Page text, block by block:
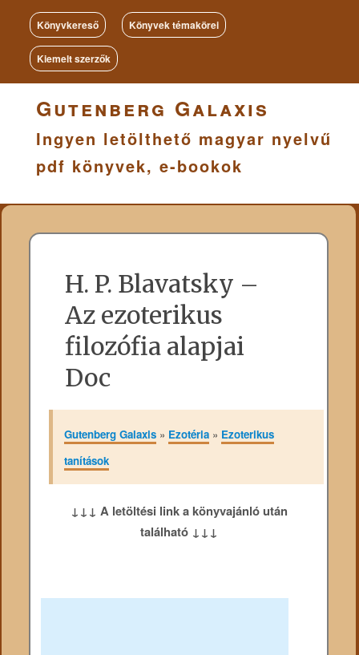
Könyvkereső Könyvek témakörei
Kiemelt szerzők
Gutenberg Galaxis
Ingyen letölthető magyar nyelvű
pdf könyvek, e-bookok
H. P. Blavatsky –
Az ezoterikus
filozófia alapjai
Doc
Gutenberg Galaxis» Ezotéria» Ezoterikus
tanítások
↓↓↓ A letöltési link a könyvajánló után
található ↓↓↓